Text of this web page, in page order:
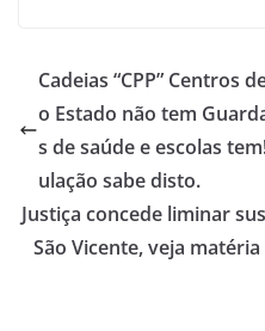
Cadeias “CPP” Centros
o Estado não tem
s de saúde e escolas
ulação sabe disto.
Justiça concede liminar
São Vicente, veja